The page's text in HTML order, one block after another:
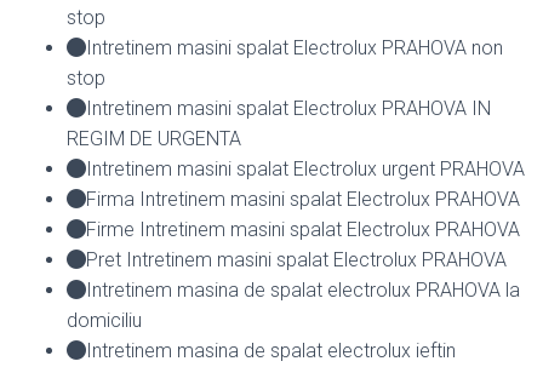
stop
Intretinem masini spalat Electrolux PRAHOVA non
stop
Intretinem masini spalat Electrolux PRAHOVA IN
REGIM DE URGENTA
Intretinem masini spalat Electrolux urgent PRAHOVA
Firma Intretinem masini spalat Electrolux PRAHOVA
Firme Intretinem masini spalat Electrolux PRAHOVA
Pret Intretinem masini spalat Electrolux PRAHOVA
Intretinem masina de spalat electrolux PRAHOVA la
domiciliu
Intretinem masina de spalat electrolux ieftin